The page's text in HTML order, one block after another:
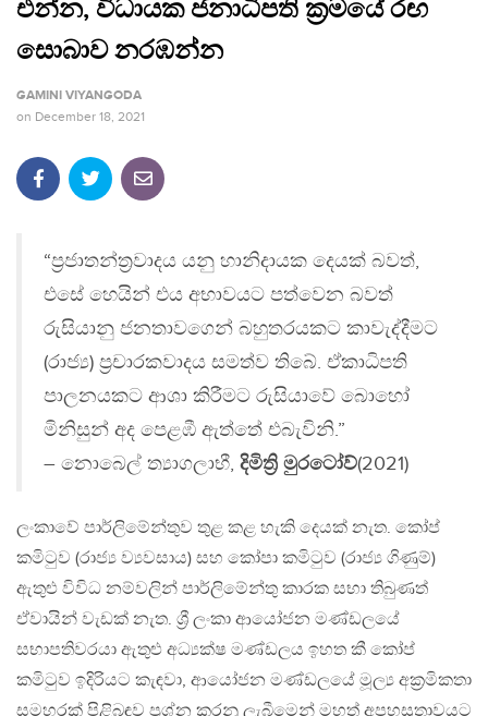
එන්න, විධායක ජනාධිපති ක්‍රමයේ රඟ
සොබාව නරඹන්න
GAMINI VIYANGODA
on December 18, 2021
“ප්‍රජාතන්ත්‍රවාදය යනු හානිදායක දෙයක් බවත්,
එසේ හෙයින් එය අභාවයට පත්වෙන බවත්
රුසියානු ජනතාවගෙන් බහුතරයකට කාවැද්දීමට
(රාජ්‍ය) ප්‍රචාරකවාදය සමත්ව තිබේ. ඒකාධිපති
පාලනයකට ආශා කිරීමට රුසියාවේ බොහෝ
මිනිසුන් අද පෙළඹී ඇත්තේ එබැවිනි.”
– නොබෙල් ත්‍යාගලාභී, දිමිත්‍රි මුරටෝව්(2021)
ලංකාවේ පාර්ලිමේන්තුව තුළ කළ හැකි දෙයක් නැත. කෝප්
කමිටුව (රාජ්‍ය ව්‍යවසාය) සහ කෝපා කමිටුව (රාජ්‍ය ගිණුම්)
ඇතුළු විවිධ නම්වලින් පාර්ලිමේන්තු කාරක සභා තිබුණත්
ඒවායින් වැඩක් නැත. ශ්‍රී ලංකා ආයෝජන මණ්ඩලයේ
සභාපතිවරයා ඇතුළු අධ්‍යක්ෂ මණ්ඩලය ඉහත කී කෝප්
කමිටුව ඉදිරියට කැඳවා, ආයෝජන මණ්ඩලයේ මූල්‍ය අක්‍රමිකතා
සමහරක් පිළිබඳව ප්‍රශ්න කරනු ලැබීමෙන් මහත් අපහසුතාවයට